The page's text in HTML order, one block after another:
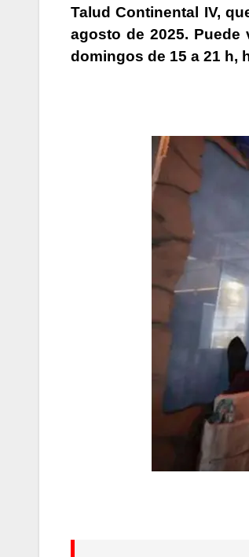
Talud Continental IV,
agosto de 2025.
domingos de 15 a 21 h,